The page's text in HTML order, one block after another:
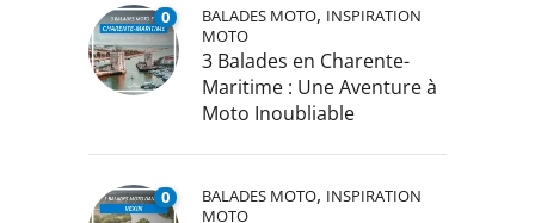
0 BALADES MOTO, INSPIRATION
MOTO
3 Balades en Charente-
Maritime : Une Aventure à
Moto Inoubliable
0 BALADES MOTO, INSPIRATION
MOTO